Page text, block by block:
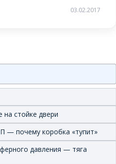
03.02.2017
на стойке двери
— почему коробка «тупит»
давления — тяга